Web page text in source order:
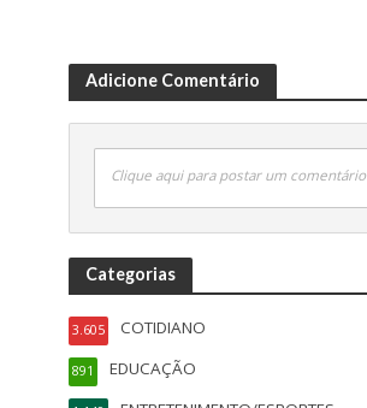
Adicione Comentário
Clique aqui para postar um comentário
Categorias
COTIDIANO
3.605
EDUCAÇÃO
891